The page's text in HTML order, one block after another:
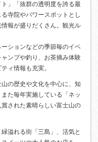
」「抜群の透明度を誇る最
寺院やパワースポットとし
報が盛りだくさん。観光ル
ションなどの季節毎のイベ
ンプや釣り、お茶摘み体験
ィ情報も充実。
の歴史や文化を中心に、知
た毎年実施している「ネッ
された素晴らしい富士山の
溢れる街「三島」、活気と